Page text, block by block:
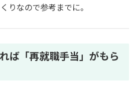
りなので参考までに。
ば「再就職手当」がもら